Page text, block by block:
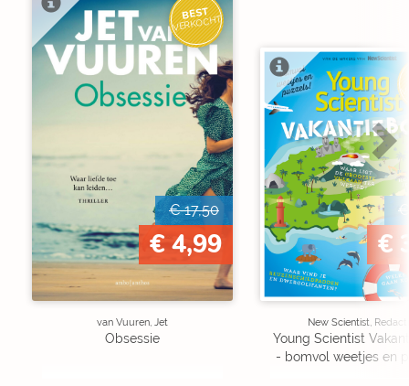
BEST
VERKOCHT
€ 17,50
€ 4,99
van Vuuren, Jet
Obsessie
€
New Scientist,
Young Scientist
- bomvol weetjes en